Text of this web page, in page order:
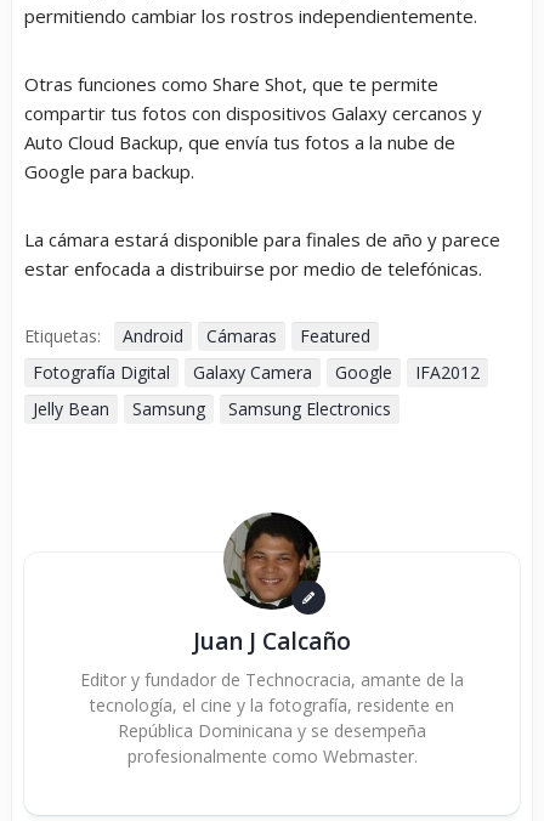
permitiendo cambiar los rostros independientemente.
Otras funciones como Share Shot, que te permite
compartir tus fotos con dispositivos Galaxy cercanos y
Auto Cloud Backup, que envía tus fotos a la nube de
Google para backup.
La cámara estará disponible para finales de año y parece
estar enfocada a distribuirse por medio de telefónicas.
Etiquetas: Android Cámaras
Featured
Fotografía Digital
Galaxy Camera Google
IFA2012
Jelly Bean
Samsung Samsung Electronics
Juan J Calcaño
Editor y fundador de Technocracia, amante de la
tecnología, el cine y la fotografía, residente en
República Dominicana y se desempeña
profesionalmente como Webmaster.